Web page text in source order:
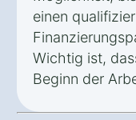
einen
Wichtig ist,
Beginn der